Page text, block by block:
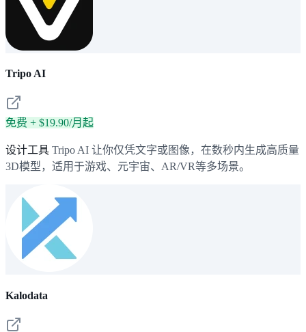
Tripo AI
免费 + $19.90/月起
设计工具 Tripo AI 让你仅凭文字或图像，在数秒内生成高质量
3D模型，适用于游戏、元宇宙、AR/VR等多场景。
Kalodata